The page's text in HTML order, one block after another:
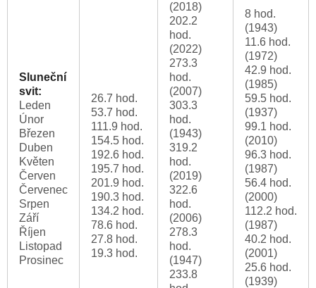
Sluneční
svit:
Leden
Únor
Březen
Duben
Květen
Červen
Červenec
Srpen
Září
Říjen
Listopad
Prosinec
26.7 hod.
53.7 hod.
111.9 hod.
154.5 hod.
192.6 hod.
195.7 hod.
201.9 hod.
190.3 hod.
134.2 hod.
78.6 hod.
27.8 hod.
19.3 hod.
(2018)
202.2
hod.
(2022)
273.3
hod.
(2007)
303.3
hod.
(1943)
319.2
hod.
(2019)
322.6
hod.
(2006)
278.3
hod.
(1947)
233.8
8 hod.
(1943)
11.6 hod.
(1972)
42.9 hod.
(1985)
59.5 hod.
(1937)
99.1 hod.
(2010)
96.3 hod.
(1987)
56.4 hod.
(2000)
112.2 hod.
(1987)
40.2 hod.
(2001)
25.6 hod.
(1939)